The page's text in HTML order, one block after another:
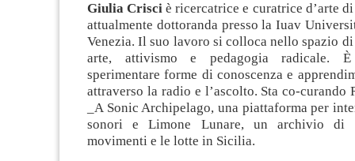
Giulia Crisciè ricercatrice e curatrice d’arte di
attualmente dottoranda presso la Iuav
Venezia. Il suo lavoro si colloca nello spazio
arte, attivismo e pedagogia radicale.
sperimentare forme di conoscenza e
attraverso la radio e l’ascolto. Sta co-curando
_A Sonic Archipelago, una piattaforma per
sonori e Limone Lunare, un archivio
movimenti e le lotte in Sicilia.